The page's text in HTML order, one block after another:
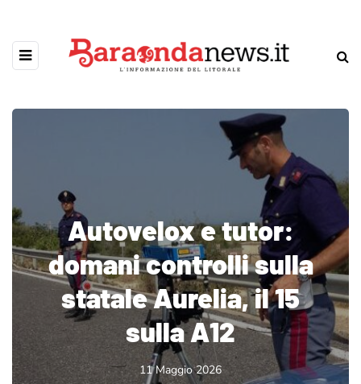
Autovelox e tutor:
domani controlli sulla
statale Aurelia, il 15
sulla A12
11 Maggio 2026